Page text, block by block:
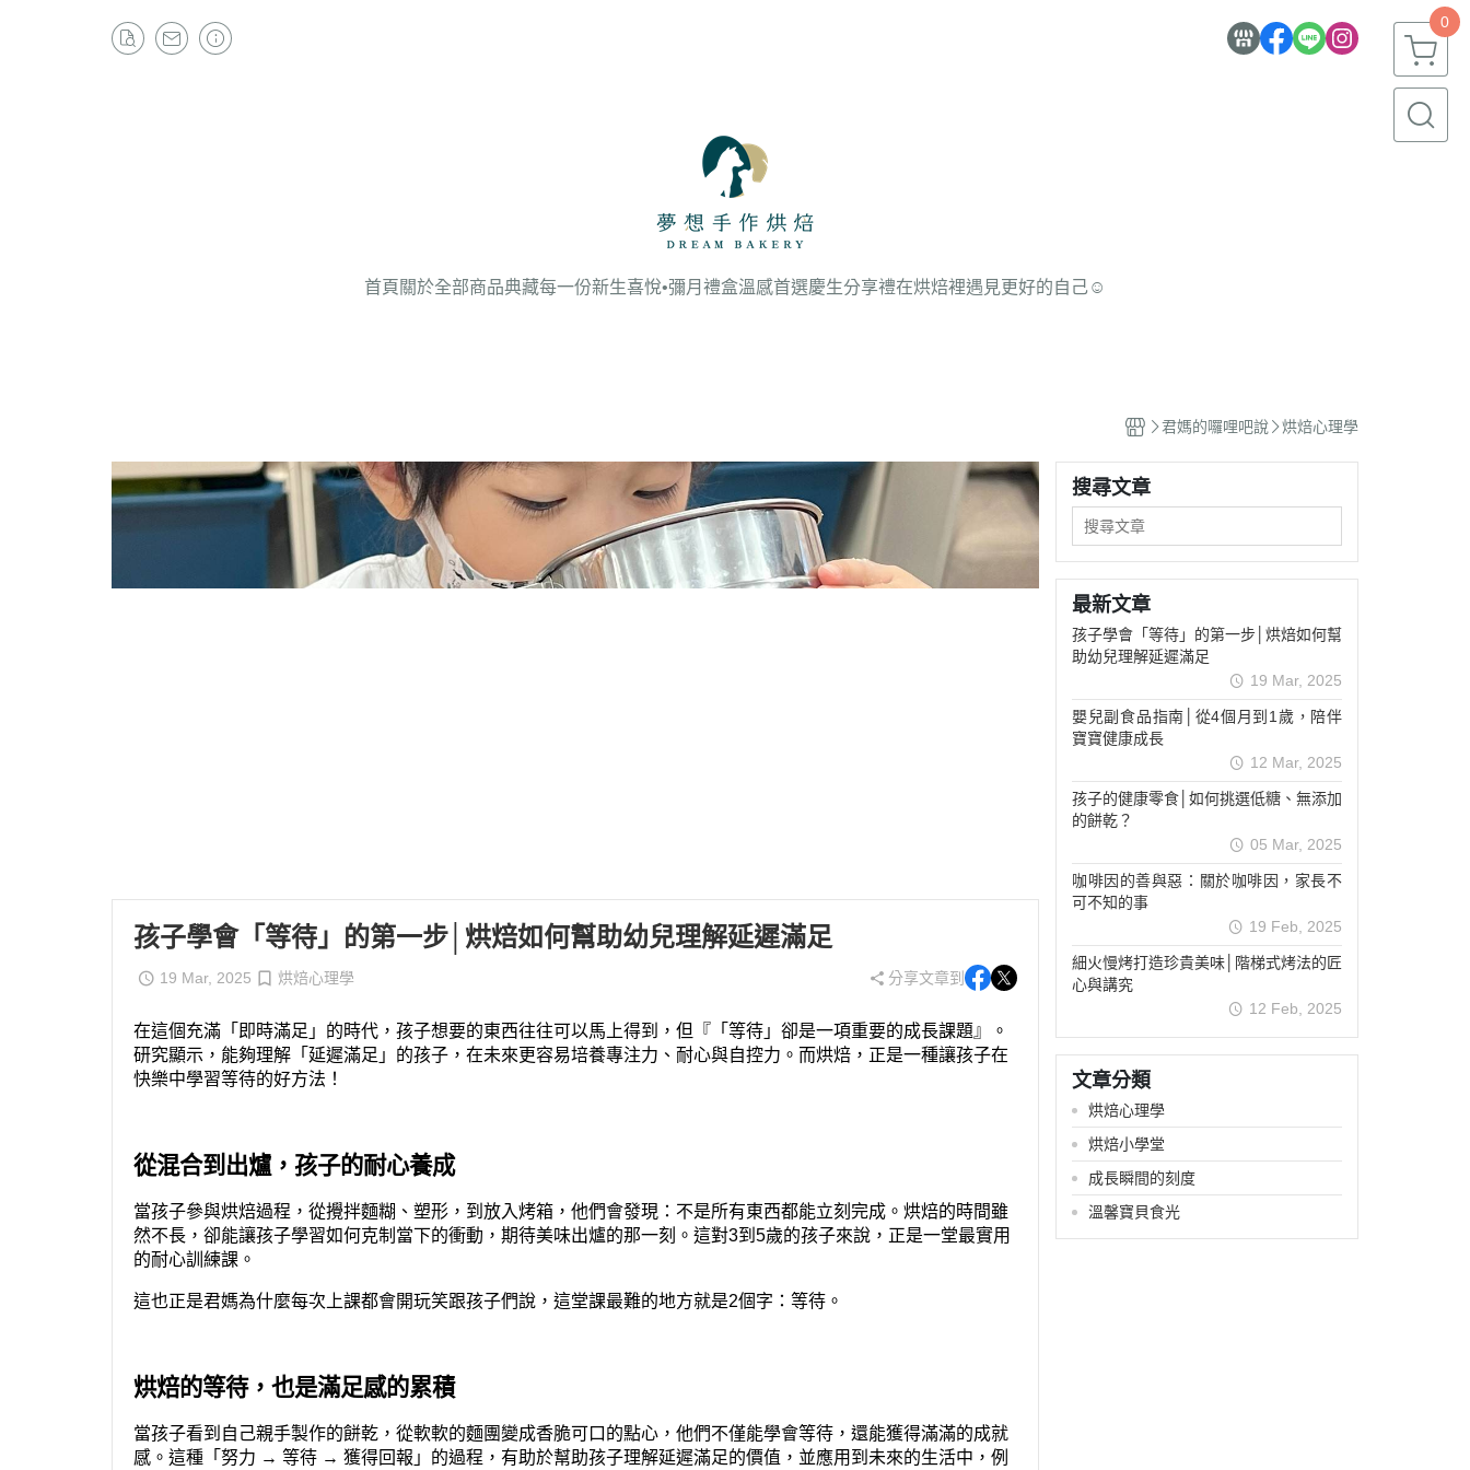
0
首頁 關於全部商品典藏每一份新生喜悅•彌月禮盒溫感首選慶生分享禮在烘焙裡遇見更好的自己☺
君媽的囉哩吧說 烘焙心理學
孩子學會「等待」的第一步│烘焙如何幫助幼兒理解延遲滿足
19 Mar, 2025 烘焙心理學 分享文章到
在這個充滿「即時滿足」的時代，孩子想要的東西往往可以馬上得到，但『「等待」卻是一項重要的成長課題』。
研究顯示，能夠理解「延遲滿足」的孩子，在未來更容易培養專注力、耐心與自控力。而烘焙，正是一種讓孩子在
快樂中學習等待的好方法！
從混合到出爐，孩子的耐心養成
當孩子參與烘焙過程，從攪拌麵糊、塑形，到放入烤箱，他們會發現：不是所有東西都能立刻完成。烘焙的時間雖
然不長，卻能讓孩子學習如何克制當下的衝動，期待美味出爐的那一刻。這對3到5歲的孩子來說，正是一堂最實用
的耐心訓練課。
這也正是君媽為什麼每次上課都會開玩笑跟孩子們說，這堂課最難的地方就是2個字：等待。
烘焙的等待，也是滿足感的累積
當孩子看到自己親手製作的餅乾，從軟軟的麵團變成香脆可口的點心，他們不僅能學會等待，還能獲得滿滿的成就
感。這種「努力 → 等待 → 獲得回報」的過程，有助於幫助孩子理解延遲滿足的價值，並應用到未來的生活中，例
搜尋文章
最新文章
孩子學會「等待」的第一步│烘焙如何幫
助幼兒理解延遲滿足
19 Mar, 2025
嬰兒副食品指南│從4個月到1歲，陪伴
寶寶健康成長
12 Mar, 2025
孩子的健康零食│如何挑選低糖、無添加
的餅乾？
05 Mar, 2025
咖啡因的善與惡：關於咖啡因，家長不
可不知的事
19 Feb, 2025
細火慢烤打造珍貴美味│階梯式烤法的匠
心與講究
12 Feb, 2025
文章分類
烘焙心理學
烘焙小學堂
成長瞬間的刻度
溫馨寶貝食光